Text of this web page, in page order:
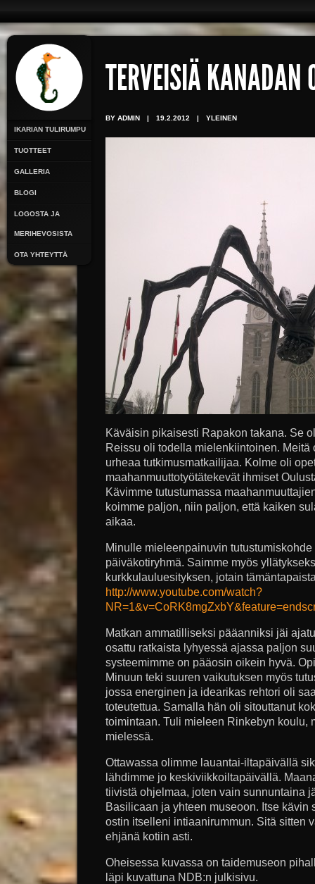
IKARIAN TULIRUMPU
TUOTTEET
GALLERIA
BLOGI
LOGOSTA JA
MERIHEVOSISTA
OTA YHTEYTTÄ
TERVEISIÄ KANADAN
BY ADMIN | 19.2.2012 | YLEINEN
Käväisin pikaisesti Rapakon takana. Se
Reissu oli todella mielenkiintoinen. Meitä
urheaa tutkimusmatkailijaa. Kolme oli
maahanmuuttotyötätekevät ihmiset
Kävimme tutustumassa
koimme paljon, niin paljon, että kaiken
aikaa.
Minulle mieleenpainuvin
päiväkotiryhmä. Saimme myös
kurkkulauluesityksen, jotain
http://www.youtube.com/watch?
Matkan ammatilliseksi pääanniksi jäi
osattu ratkaista lyhyessä ajassa paljon
systeemimme on pääosin oikein hyvä.
Minuun teki suuren vaikutuksen myös
jossa energinen ja idearikas rehtori oli
toteutettua. Samalla hän oli sitouttanut
toimintaan. Tuli mieleen Rinkebyn koulu,
mielessä.
Ottawassa olimme lauantai-iltapäivällä
lähdimme jo keskiviikkoiltapäivällä.
tiivistä ohjelmaa, joten vain sunnuntaina
Basilicaan ja yhteen museoon. Itse
ostin itselleni intiaanirummun. Sitä sitten
ehjänä kotiin asti.
Oheisessa kuvassa on taidemuseon
läpi kuvattuna NDB:n julkisivu.